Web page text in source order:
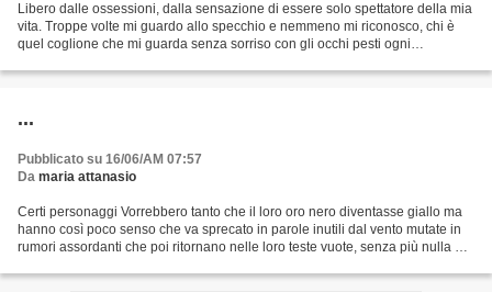
Libero dalle ossessioni, dalla sensazione di essere solo spettatore della mia
vita. Troppe volte mi guardo allo specchio e nemmeno mi riconosco, chi è
quel coglione che mi guarda senza sorriso con gli occhi pesti ogni
...
Pubblicato su 16/06/AM 07:57
Da maria attanasio
Certi personaggi Vorrebbero tanto che il loro oro nero diventasse giallo ma
hanno così poco senso che va sprecato in parole inutili dal vento mutate in
rumori assordanti che poi ritornano nelle loro teste vuote, senza più nulla da